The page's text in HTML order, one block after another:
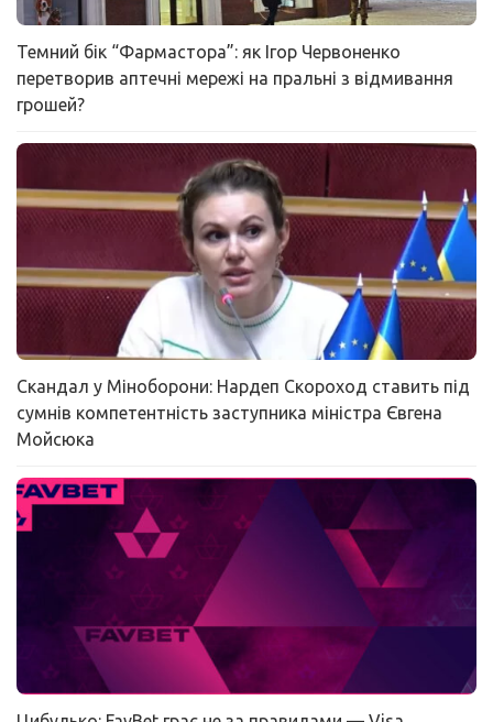
Темний бік “Фармастора”: як Ігор Червоненко
перетворив аптечні мережі на пральні з відмивання
грошей?
Скандал у Міноборони: Нардеп Скороход ставить під
сумнів компетентність заступника міністра Євгена
Мойсюка